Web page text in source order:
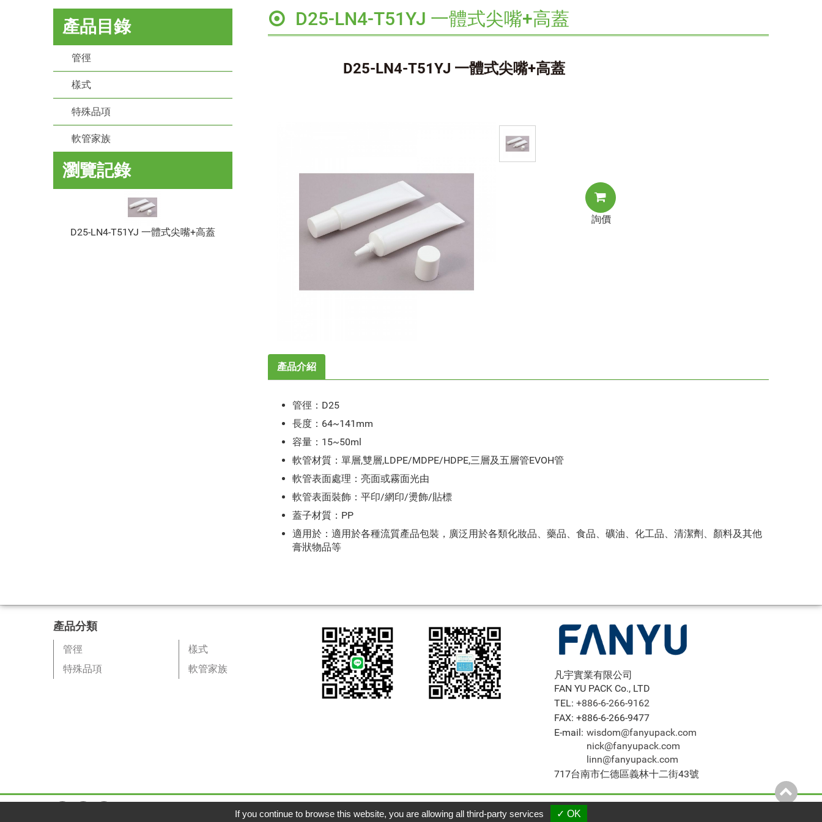
產品目錄
管徑
樣式
特殊品項
軟管家族
瀏覽記錄
D25-LN4-T51YJ 一體式尖嘴+高蓋
D25-LN4-T51YJ 一體式尖嘴+高蓋
D25-LN4-T51YJ 一體式尖嘴+高蓋
詢價
產品介紹
管徑：D25
長度：64~141mm
容量：15~50ml
軟管材質：單層,雙層,LDPE/MDPE/HDPE,三層及五層管EVOH管
軟管表面處理：亮面或霧面光由
軟管表面裝飾：平印/網印/燙飾/貼標
蓋子材質：PP
適用於：適用於各種流質產品包裝，廣泛用於各類化妝品、藥品、食品、礦油、化工品、清潔劑、顏料及其他
膏狀物品等
產品分類
管徑
樣式
特殊品項
軟管家族
凡宇實業有限公司
FAN YU PACK Co., LTD
TEL: +886-6-266-9162
FAX: +886-6-266-9477
E-mail: wisdom@fanyupack.com
nick@fanyupack.com
linn@fanyupack.com
717台南市仁德區義林十二街43號
Taiwan Products
Copyright © 凡宇實業有限公司
If you continue to browse this website, you are allowing all third-party services ✓ OK